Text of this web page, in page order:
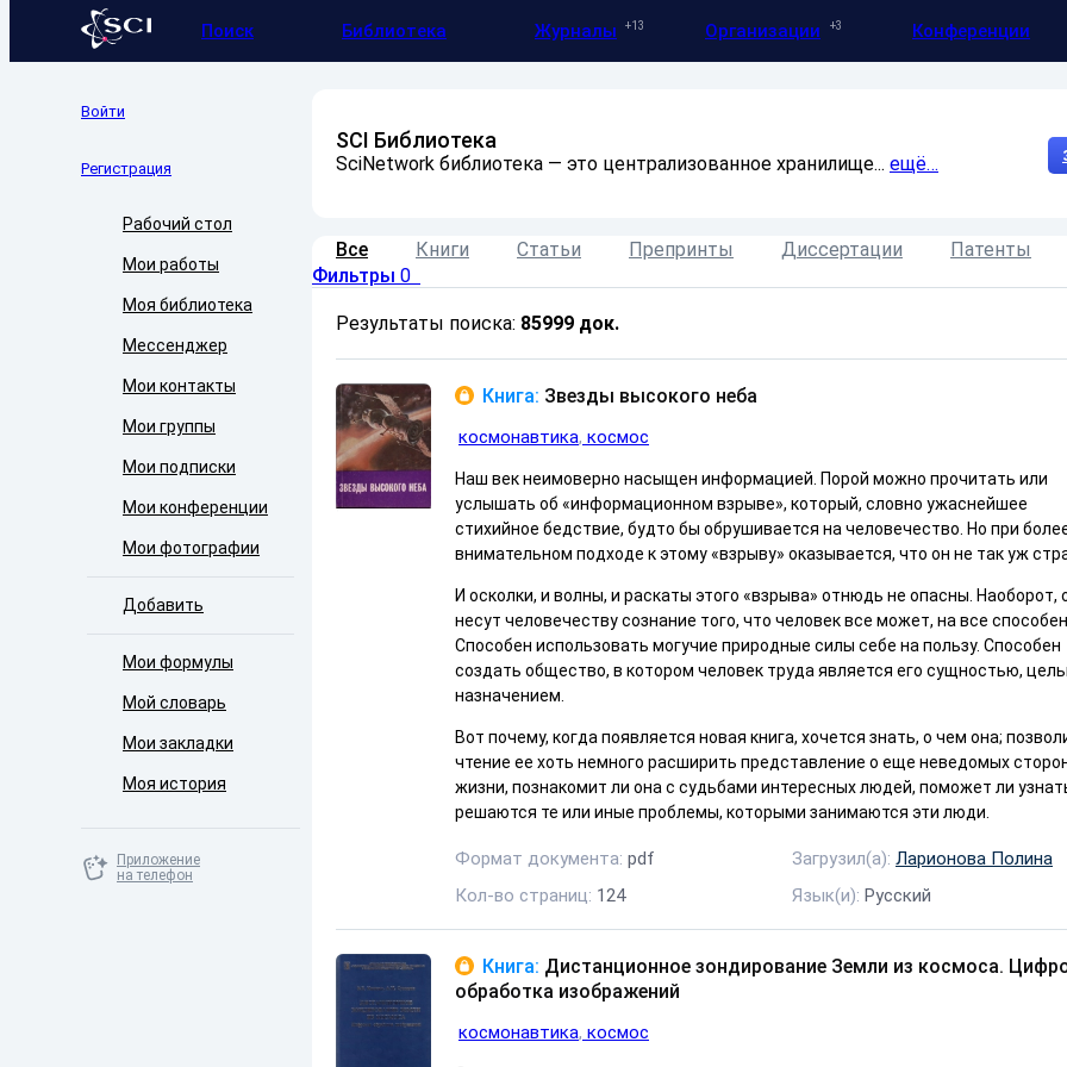
Поиск Библиотека Журналы 13 Организации 3 Конференции
Войти
Регистрация
Рабочий стол
Мои работы
Моя библиотека
Мессенджер
Мои контакты
Мои группы
Мои подписки
Мои конференции
Мои фотографии
Добавить
Мои формулы
Мой словарь
Мои закладки
Моя история
Приложение
на телефон
SCI Библиотека
SciNetwork библиотека — это централизованное хранилище... ещё…
Все Книги Статьи Препринты Диссертации Патенты
Фильтры 0
Результаты поиска: 85999 док.
Книга: Звезды высокого неба
космонавтика космос
Наш век неимоверно насыщен информацией. Порой можно прочитать или
услышать об «информационном взрыве», который, словно ужаснейшее
стихийное бедствие, будто бы обрушивается на человечество. Но при
внимательном подходе к этому «взрыву» оказывается, что он не так уж
И осколки, и волны, и раскаты этого «взрыва» отнюдь не опасны. Наоборот,
несут человечеству сознание того, что человек все может, на все способен.
Способен использовать могучие природные силы себе на пользу. Способен
создать общество, в котором человек труда является его сущностью,
назначением.
Вот почему, когда появляется новая книга, хочется знать, о чем она;
чтение ее хоть немного расширить представление о еще неведомых
жизни, познакомит ли она с судьбами интересных людей, поможет ли
решаются те или иные проблемы, которыми занимаются эти люди.
Формат документа: pdf
Кол-во страниц: 124
Загрузил(а): Ларионова Полина
Язык(и): Русский
Книга: Дистанционное зондирование Земли из космоса.
обработка изображений
космонавтика космос